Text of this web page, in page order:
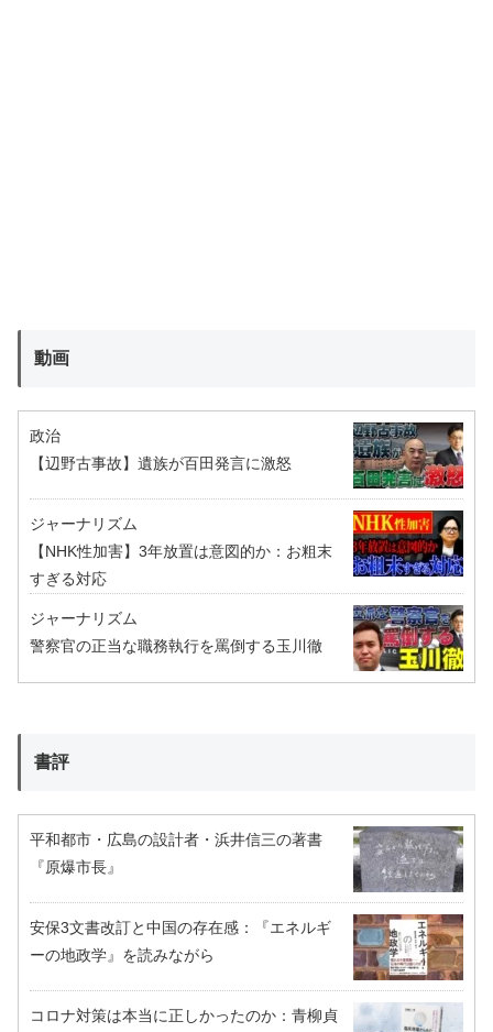
動画
政治
【辺野古事故】遺族が百田発言に激怒
ジャーナリズム
【NHK性加害】3年放置は意図的か：お粗末
すぎる対応
ジャーナリズム
警察官の正当な職務執行を罵倒する玉川徹
書評
平和都市・広島の設計者・浜井信三の著書
『原爆市長』
安保3文書改訂と中国の存在感：『エネルギ
ーの地政学』を読みながら
コロナ対策は本当に正しかったのか：青柳貞